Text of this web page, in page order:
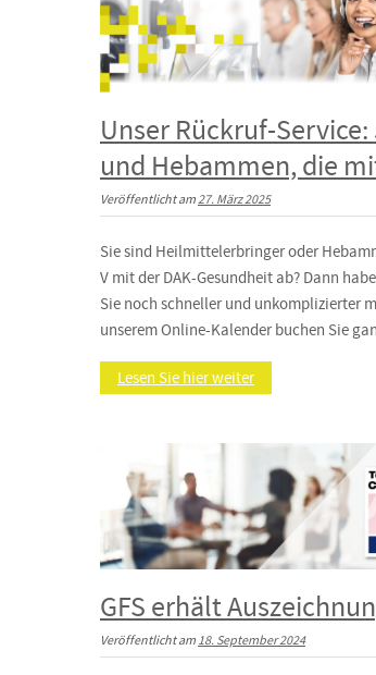
Unser Rückruf-
und Hebammen, die
Veröffentlicht am27. März 2025
Sie sind Heilmittelerbringer oder
V mit der DAK-Gesundheit ab? Dann
Sie noch schneller und unkomplizierter
unserem Online-Kalender buchen Sie
Lesen Sie hier weiter
GFS erhält
Veröffentlicht am18. September 2024